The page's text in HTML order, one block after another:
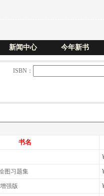
新闻中心 今年新书
ISBN：
书名
图习题集
强版